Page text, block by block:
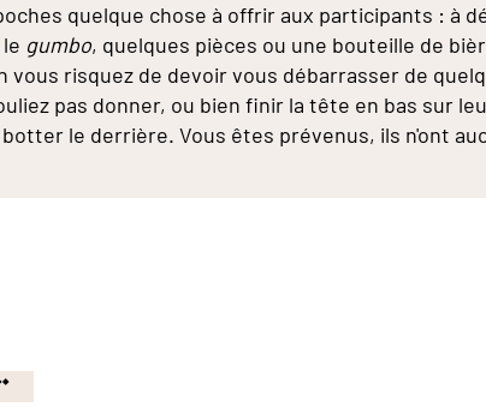
quelque chose à offrir aux participants : à
gumbo, quelques pièces ou une bouteille de
vous risquez de devoir vous débarrasser de
pas donner, ou bien finir la tête en bas sur
le derrière. Vous êtes prévenus, ils n'ont